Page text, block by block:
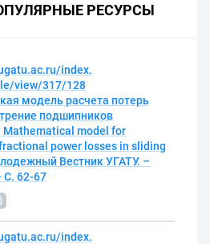
РЕСУРСЫ
ac.ru/index.
view/317/128
модель расчета потерь
подшипников
Mathematical model for
power losses in sliding
Вестник УГАТУ. –
С. 62-67
ac.ru/index.